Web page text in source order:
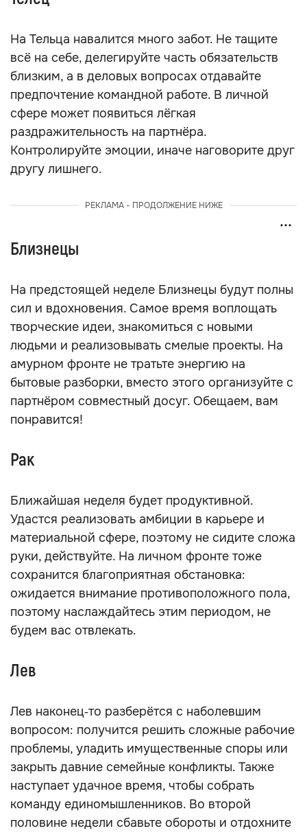
На Тельца навалится много забот. Не тащите
всё на себе, делегируйте часть обязательств
близким, а в деловых вопросах отдавайте
предпочтение командной работе. В личной
сфере может появиться лёгкая
раздражительность на партнёра.
Контролируйте эмоции, иначе наговорите друг
другу лишнего.
РЕКЛАМА - ПРОДОЛЖЕНИЕ НИЖЕ
Близнецы
На предстоящей неделе Близнецы будут полны
сил и вдохновения. Самое время воплощать
творческие идеи, знакомиться с новыми
людьми и реализовывать смелые проекты. На
амурном фронте не тратьте энергию на
бытовые разборки, вместо этого организуйте с
партнёром совместный досуг. Обещаем, вам
понравится!
Рак
Ближайшая неделя будет продуктивной.
Удастся реализовать амбиции в карьере и
материальной сфере, поэтому не сидите сложа
руки, действуйте. На личном фронте тоже
сохранится благоприятная обстановка:
ожидается внимание противоположного пола,
поэтому наслаждайтесь этим периодом, не
будем вас отвлекать.
Лев
Лев наконец‑то разберётся с наболевшим
вопросом: получится решить сложные рабочие
проблемы, уладить имущественные споры или
закрыть давние семейные конфликты. Также
наступает удачное время, чтобы собрать
команду единомышленников. Во второй
половине недели сбавьте обороты и отдохните